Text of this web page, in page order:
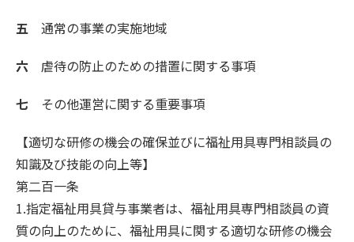
五 通常の事業の実施地域
六 虐待の防止のための措置に関する事項
七 その他運営に関する重要事項
【適切な研修の機会の確保並びに福祉用具専門相談員の
知識及び技能の向上等】
第二百一条
1.指定福祉用具貸与事業者は、福祉用具専門相談員の資
質の向上のために、福祉用具に関する適切な研修の機会